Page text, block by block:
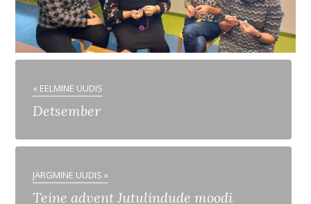
« EELMINE UUDIS
Detsember
JÄRGMINE UUDIS »
Teine advent Jutulindude moodi